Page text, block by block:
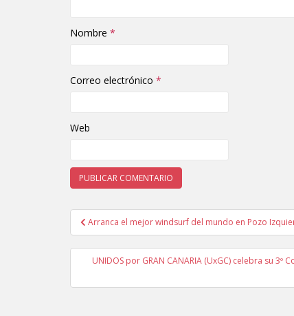
Nombre *
Correo electrónico *
Web
Navegación de entradas
Arranca el mejor windsurf del mundo en Pozo
UNIDOS por GRAN CANARIA (UxGC) celebra su